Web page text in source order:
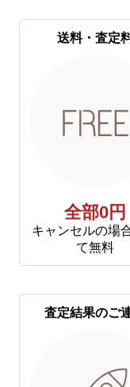
送料・査定
全部0円
キャンセルの場
て無料
査定結果のご